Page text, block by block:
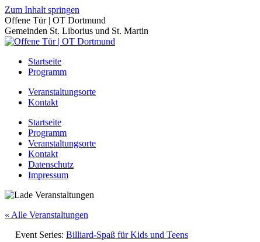
Zum Inhalt springen
Offene Tür | OT Dortmund
Gemeinden St. Liborius und St. Martin
Startseite
Programm
Veranstaltungsorte
Kontakt
Startseite
Programm
Veranstaltungsorte
Kontakt
Datenschutz
Impressum
« Alle Veranstaltungen
Event Series: Billiard-Spaß für Kids und Teens